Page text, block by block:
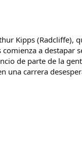
Kipps (Radcliffe),
comienza a
de parte de la
una carrera